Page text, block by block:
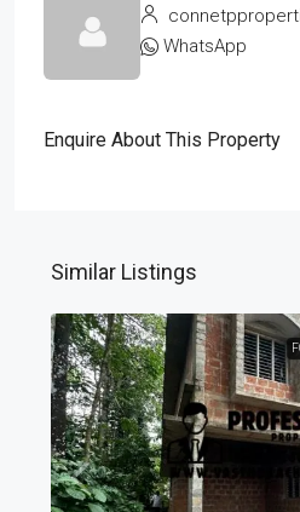
WhatsApp
Enquire About This Property
Similar Listings